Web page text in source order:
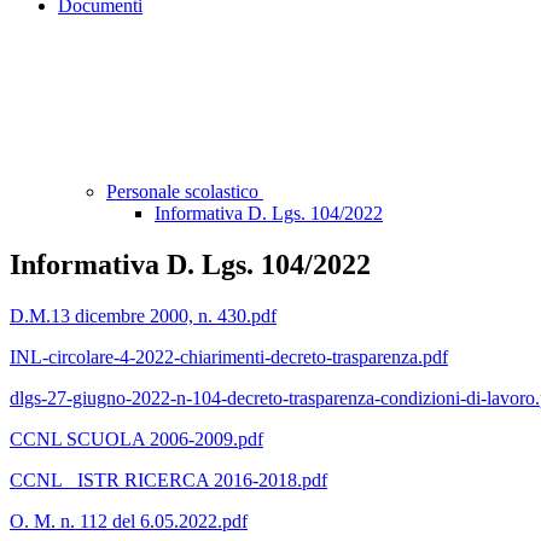
Documenti
Personale scolastico
Informativa D. Lgs. 104/2022
Informativa D. Lgs. 104/2022
D.M.13 dicembre 2000, n. 430.pdf
INL-circolare-4-2022-chiarimenti-decreto-trasparenza.pdf
dlgs-27-giugno-2022-n-104-decreto-trasparenza-condizioni-di-
CCNL SCUOLA 2006-2009.pdf
CCNL_ ISTR RICERCA 2016-2018.pdf
O. M. n. 112 del 6.05.2022.pdf